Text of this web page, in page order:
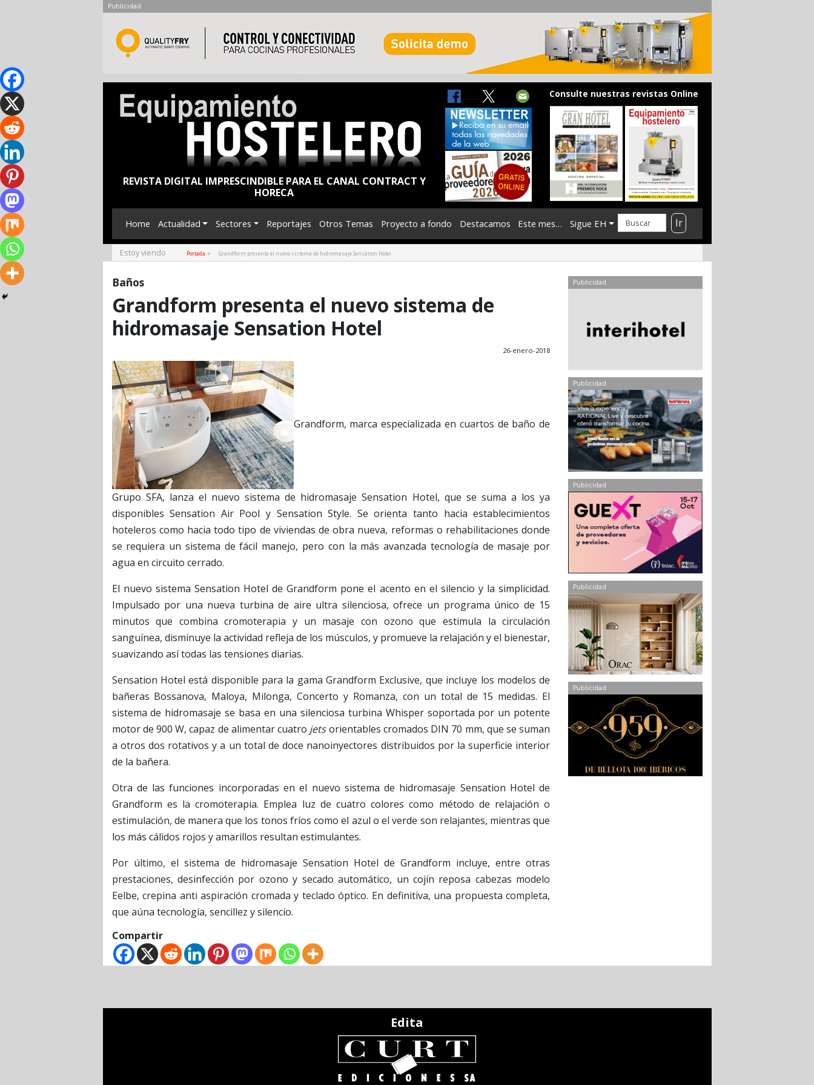
Publicidad
REVISTA DIGITAL IMPRESCINDIBLE PARA EL CANAL CONTRACT Y
HORECA
Consulte nuestras revistas Online
Home Actualidad Sectores Reportajes Otros Temas Proyecto a fondo Destacamos Este mes… Sigue EH Ir
Estoy viendo Portada » Grandform presenta el nuevo sistema de hidromasaje Sensation Hotel
Baños
Grandform presenta el nuevo sistema de
hidromasaje Sensation Hotel
26-enero-2018
Grandform, marca especializada en cuartos de baño de
Grupo SFA, lanza el nuevo sistema de hidromasaje Sensation Hotel, que se suma a los ya
disponibles Sensation Air Pool y Sensation Style. Se orienta tanto hacia establecimientos
hoteleros como hacia todo tipo de viviendas de obra nueva, reformas o rehabilitaciones donde
se requiera un sistema de fácil manejo, pero con la más avanzada tecnología de masaje por
agua en circuito cerrado.
El nuevo sistema Sensation Hotel de Grandform pone el acento en el silencio y la simplicidad.
Impulsado por una nueva turbina de aire ultra silenciosa, ofrece un programa único de 15
minutos que combina cromoterapia y un masaje con ozono que estimula la circulación
sanguínea, disminuye la actividad refleja de los músculos, y promueve la relajación y el bienestar,
suavizando así todas las tensiones diarias.
Sensation Hotel está disponible para la gama Grandform Exclusive, que incluye los modelos de
bañeras Bossanova, Maloya, Milonga, Concerto y Romanza, con un total de 15 medidas. El
sistema de hidromasaje se basa en una silenciosa turbina Whisper soportada por un potente
motor de 900 W, capaz de alimentar cuatro jetsorientables cromados DIN 70 mm, que se suman
a otros dos rotativos y a un total de doce nanoinyectores distribuidos por la superficie interior
de la bañera.
Otra de las funciones incorporadas en el nuevo sistema de hidromasaje Sensation Hotel de
Grandform es la cromoterapia. Emplea luz de cuatro colores como método de relajación o
estimulación, de manera que los tonos fríos como el azul o el verde son relajantes, mientras que
los más cálidos rojos y amarillos resultan estimulantes.
Por último, el sistema de hidromasaje Sensation Hotel de Grandform incluye, entre otras
prestaciones, desinfección por ozono y secado automático, un cojín reposa cabezas modelo
Eelbe, crepina anti aspiración cromada y teclado óptico. En definitiva, una propuesta completa,
que aúna tecnología, sencillez y silencio.
Compartir
Publicidad
Publicidad
Publicidad
Publicidad
Publicidad
Edita